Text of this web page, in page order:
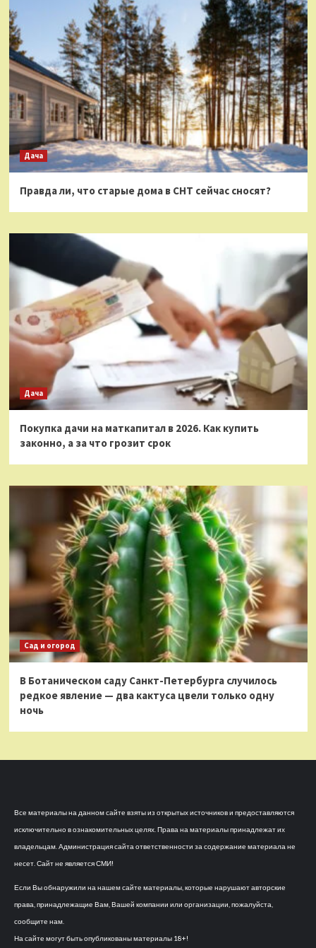
Дача
Правда ли, что старые дома в СНТ сейчас сносят?
Дача
Покупка дачи на маткапитал в 2026. Как купить
законно, а за что грозит срок
Сад и огород
В Ботаническом саду Санкт-Петербурга случилось
редкое явление — два кактуса цвели только одну
ночь
Все материалы на данном сайте взяты из открытых источников и предоставляются
исключительно в ознакомительных целях. Права на материалы принадлежат их
владельцам. Администрация сайта ответственности за содержание материала не
несет. Сайт не является СМИ!
Если Вы обнаружили на нашем сайте материалы, которые нарушают авторские
права, принадлежащие Вам, Вашей компании или организации, пожалуйста,
сообщите нам.
На сайте могут быть опубликованы материалы 18+!